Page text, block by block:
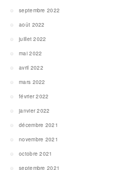
septembre 2022
août 2022
juillet 2022
mai 2022
avril 2022
mars 2022
février 2022
janvier 2022
décembre 2021
novembre 2021
octobre 2021
septembre 2021